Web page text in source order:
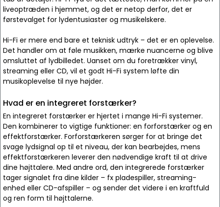
liveoptræden i hjemmet, og det er netop derfor, det er
førstevalget for lydentusiaster og musikelskere.
Hi-Fi er mere end bare et teknisk udtryk – det er en oplevelse.
Det handler om at føle musikken, mærke nuancerne og blive
omsluttet af lydbilledet. Uanset om du foretrækker vinyl,
streaming eller CD, vil et godt Hi-Fi system løfte din
musikoplevelse til nye højder.
Hvad er en integreret forstærker?
En integreret forstærker er hjertet i mange Hi-Fi systemer.
Den kombinerer to vigtige funktioner: en forforstærker og en
effektforstærker. Forforstærkeren sørger for at bringe det
svage lydsignal op til et niveau, der kan bearbejdes, mens
effektforstærkeren leverer den nødvendige kraft til at drive
dine højttalere. Med andre ord, den integrerede forstærker
tager signalet fra dine kilder – fx pladespiller, streaming-
enhed eller CD-afspiller – og sender det videre i en kraftfuld
og ren form til højttalerne.